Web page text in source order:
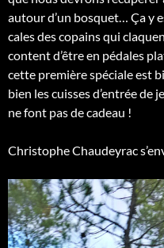
autour d’un bosquet… Ça y
cales des copains qui
content d’être en pédales
cette première spéciale est
bien les cuisses d’entrée de
ne font pas de cadeau !
Christophe Chaudeyrac